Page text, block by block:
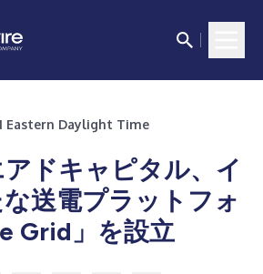
Eastern Daylight Time
ドキャピタル、イ
送電プラットフォ
Grid」を設立